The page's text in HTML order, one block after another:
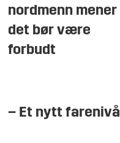
nordmenn mener
det bør være
forbudt
– Et nytt farenivå